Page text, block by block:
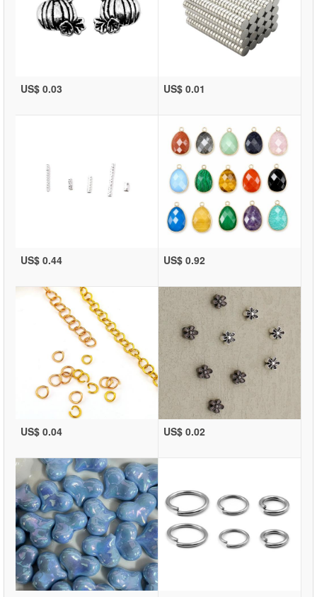
US$ 0.03 US$ 0.01
US$ 0.44 US$ 0.92
US$ 0.04 US$ 0.02